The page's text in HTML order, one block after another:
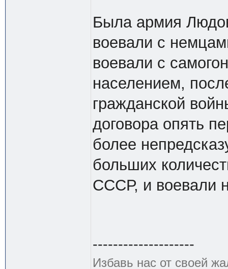
Была армия
воевали с
воевали с
населением,
гражданской
договора опять
более
больших
СССР, и воевали
--------------------
Избавь нас от своей